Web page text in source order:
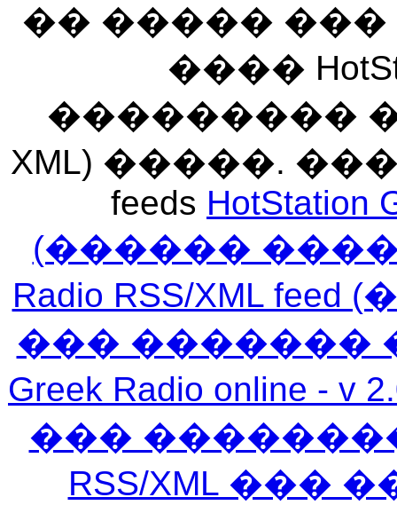
�� �����
����
��������� ���
XML) �����.
feeds HotStation
(������
Radio RSS/XML
��� �������
Greek Radio
���
RSS/XML